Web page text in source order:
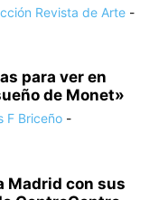
Revista de Arte -
para ver en
de Monet»
F Briceño -
Madrid con sus